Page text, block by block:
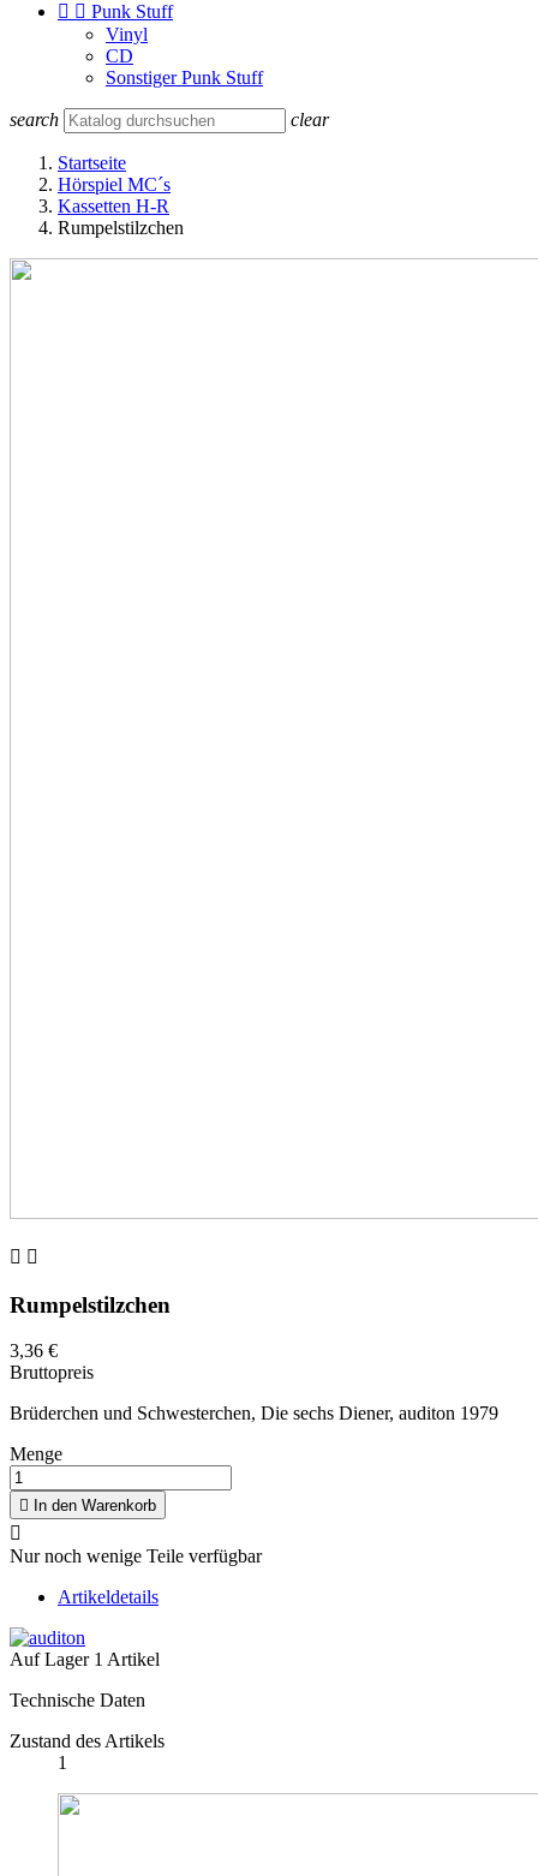
  Punk Stuff
Vinyl
CD
Sonstiger Punk Stuff
search clear
Startseite
Hörspiel MC´s
Kassetten H-R
Rumpelstilzchen
 
Rumpelstilzchen
3,36 €
Bruttopreis
Brüderchen und Schwesterchen, Die sechs Diener, auditon 1979
Menge
 In den Warenkorb

Nur noch wenige Teile verfügbar
Artikeldetails
Auf Lager 1 Artikel
Technische Daten
Zustand des Artikels
1